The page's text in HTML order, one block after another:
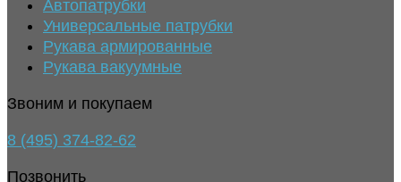
Автопатрубки
Универсальные патрубки
Рукава армированные
Рукава вакуумные
Звоним и покупаем
8 (495) 374-82-62
Позвонить